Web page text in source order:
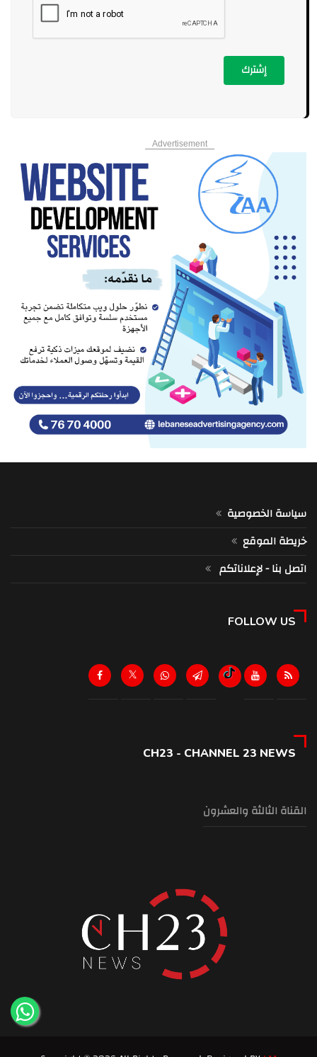
إشترك
Advertisement
سياسة الخصوصية
خريطة الموقع
اتصل بنا - لإعلاناتكم
FOLLOW US
CH23 - CHANNEL 23 NEWS
القناة الثالثة والعشرون